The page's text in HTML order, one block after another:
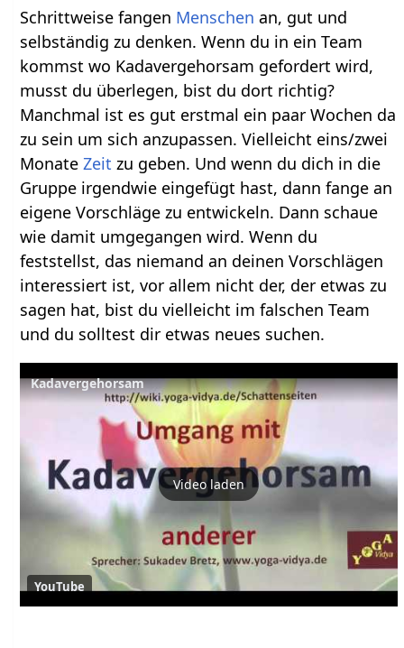
Schrittweise fangen Menschen an, gut und
selbständig zu denken. Wenn du in ein Team
kommst wo Kadavergehorsam gefordert wird,
musst du überlegen, bist du dort richtig?
Manchmal ist es gut erstmal ein paar Wochen da
zu sein um sich anzupassen. Vielleicht eins/zwei
MonateZeit zu geben. Und wenn du dich in die
Gruppe irgendwie eingefügt hast, dann fange an
eigene Vorschläge zu entwickeln. Dann schaue
wie damit umgegangen wird. Wenn du
feststellst, das niemand an deinen Vorschlägen
interessiert ist, vor allem nicht der, der etwas zu
sagen hat, bist du vielleicht im falschen Team
und du solltest dir etwas neues suchen.
Kadavergehorsam
Video laden
YouTube